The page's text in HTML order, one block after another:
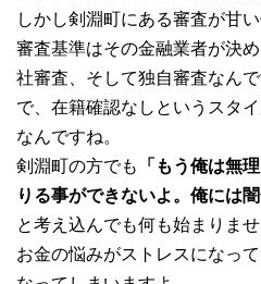
しかし剣淵町にある審査が甘
審査基準はその金融業者が決
社審査、そして独自審査なん
で、在籍確認なしというスタ
なんですね。
剣淵町の方でも
「もう俺は無
りる事ができないよ。俺には
と考え込んでも何も始まりませ
お金の悩みがストレスになっ